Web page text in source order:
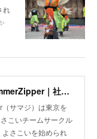
れ
東京よさこいチーム SummerZipper｜社会人サークル 初心者歓迎・メンバー募集中
サマジ）は東京を
こいチームサークル
さこいを始められ